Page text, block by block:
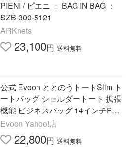
PIENI / ピエニ ： BAG IN BAG ：
SZB-300-5121
ARKnets
23,100円 送料無料
公式 Evoon ととのうトートSlim ト
ートバッグ ショルダートート 拡張
機能 ビジネスバッグ 14インチPC
収納可能 バッグインバッグ付属 T
SAロック A4収納可 撥水
Evoon Yahoo!店
22,800円 送料無料